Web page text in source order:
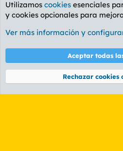
Foro General
Cookies
PL OLDSTYLE
Términos y reglas
Community platform by XenForo® © 2010-
Utilizamos cookies esenciales
y cookies opcionales para
Ver más información y
Aceptar todas
Rechazar cookies